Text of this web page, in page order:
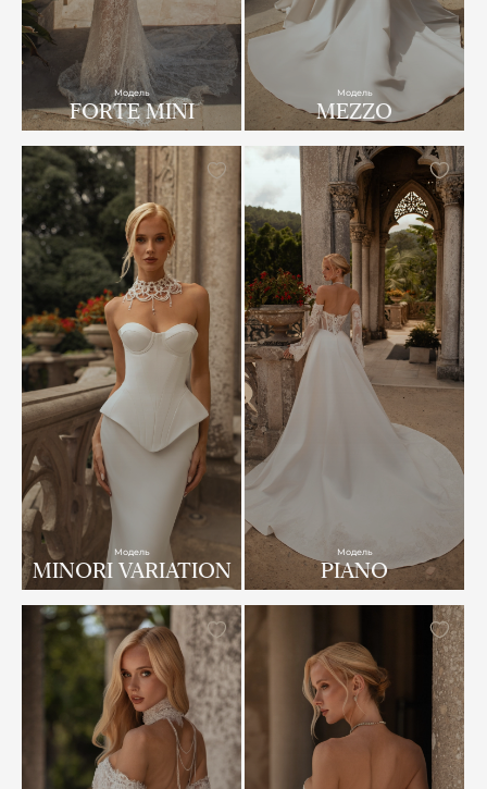
Модель
FORTE MINI
Модель
MEZZO
Модель
MINORI VARIATION
Модель
PIANO